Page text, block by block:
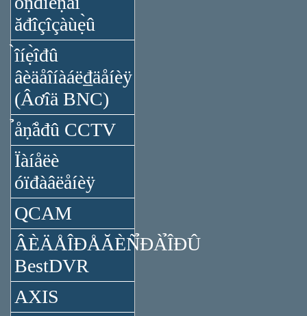
ăđîçîçàùẹ̀û
̀îíẹ̀îđû
âèäåîíàáë₫äåíèÿ
(Âơîä BNC)
̉åṇ̃åđû CCTV
Ïàíåëè
óïđàâëåíèÿ
QCAM
ÂÈÄÅÎĐÅĂÈÑ̉ĐÀ̉ÎĐÛ
BestDVR
AXIS